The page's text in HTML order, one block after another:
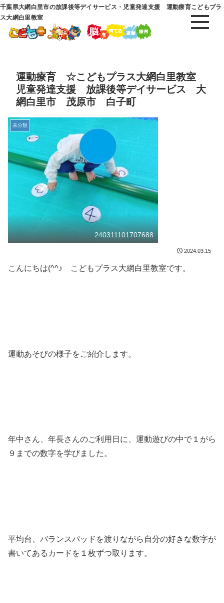
千葉県大網白里市の放課後等デイサービス・児童発達支援 運動療育こどもプラ
ス大網白里教室
運動療育 ☆こどもプラス大網白里教室
児童発達支援 放課後等デイサービス 大
網白里市 茂原市 白子町
未分類
240311101707688
2024.03.15
こんにちは(^^♪ こどもプラス大網白里教室です。
運動あそびの様子をご紹介します。
年中さん、年長さんのご利用日に、運動遊びの中で１がら
９までの数字を学びました。
平均台、バランスパッドを渡りながら自分の好きな数字が
書いてあるカードを１枚ずつ取ります。